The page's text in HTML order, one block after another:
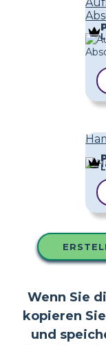
Wenn Sie
kopieren
und